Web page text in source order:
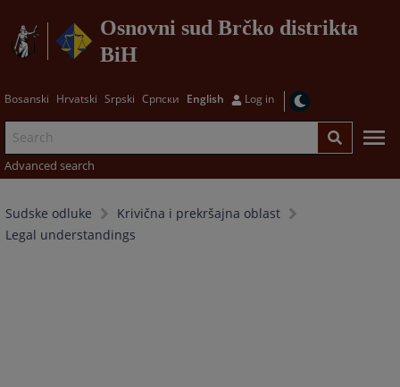
Osnovni sud Brčko distrikta
BiH
Bosanski Hrvatski Srpski Српски English Log in
Advanced search
Sudske odluke
Krivična i prekršajna oblast
Legal understandings